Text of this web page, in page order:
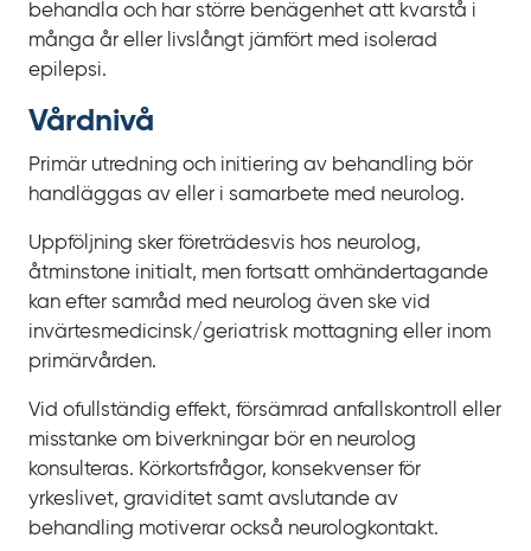
behandla och har större benägenhet att kvarstå i
många år eller livslångt jämfört med isolerad
epilepsi.
Vårdnivå
Primär utredning och initiering av behandling bör
handläggas av eller i samarbete med neurolog.
Uppföljning sker företrädesvis hos neurolog,
åtminstone initialt, men fortsatt omhändertagande
kan efter samråd med neurolog även ske vid
invärtesmedicinsk/‌geriatrisk mottagning eller inom
primärvården.
Vid ofullständig effekt, försämrad anfallskontroll eller
misstanke om biverkningar bör en neurolog
konsulteras. Körkortsfrågor, konsekvenser för
yrkeslivet, graviditet samt avslutande av
behandling motiverar också neurologkontakt.